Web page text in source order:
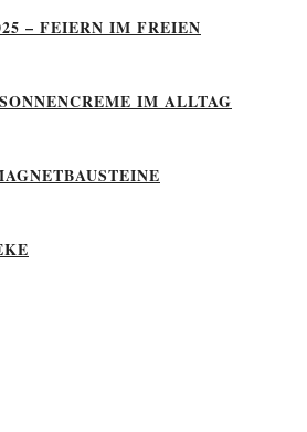
– FEIERN IM FREIEN
IM ALLTAG